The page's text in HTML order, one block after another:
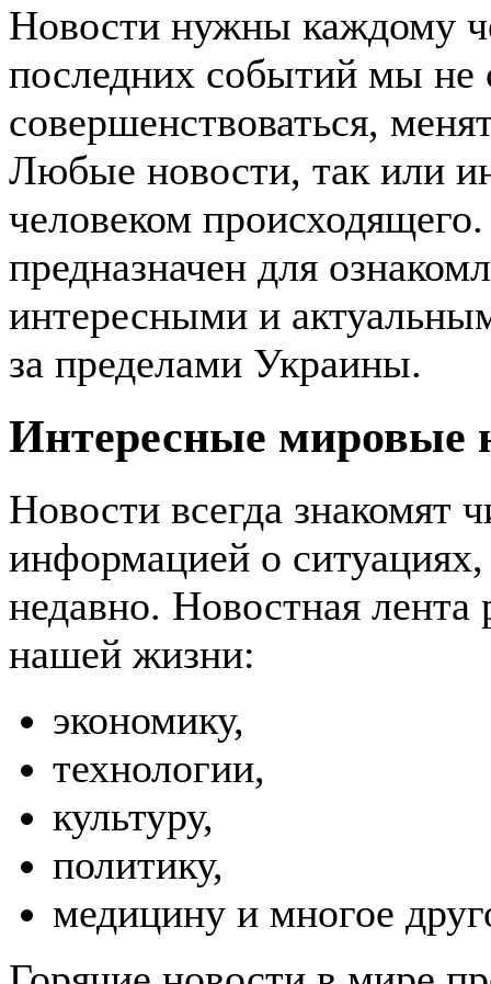
Новости нужны каждому
последних событий мы не
совершенствоваться,
Любые новости, так или
человеком
предназначен для
интересными и
за пределами Украины.
Интересные мировые
Новости всегда знакомят
информацией о
недавно. Новостная лента
нашей жизни:
экономику,
технологии,
культуру,
политику,
медицину и многое